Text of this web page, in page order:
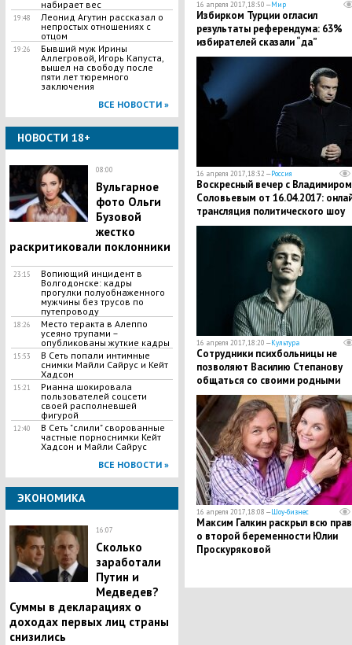
набирает вес
19:48
Леонид Агутин рассказал о
непростых отношениях с
отцом
19:26
Бывший муж Ирины
Аллегровой, Игорь Капуста,
вышел на свободу после
пяти лет тюремного
заключения
ВСЕ НОВОСТИ »
НОВОСТИ 18+
08:00
Вульгарное
фото Ольги
Бузовой
жестко
раскритиковали поклонники
23:15
​Вопиющий инцидент в
Волгодонске: кадры
прогулки полуобнаженного
мужчины без трусов по
путепроводу
18:26
Место теракта в Алеппо
усеяно трупами –
опубликованы жуткие кадры
15:53
В Сеть попали интимные
снимки Майли Сайрус и Кейт
Хадсон
15:21
Рианна шокировала
пользователей соцсети
своей располневшей
фигурой
12:40
В Сеть "слили" сворованные
частные порноснимки Кейт
Хадсон и Майли Сайрус
ВСЕ НОВОСТИ »
ЭКОНОМИКА
16:07
Сколько
заработали
Путин и
Медведев?
Суммы в декларациях о
доходах первых лиц страны
снизились
16 апреля 2017, 18:50 —Мир
Избирком Турции огласил
результаты референдума: 63%
избирателей сказали “да”
16 апреля 2017, 18:32 —Россия
Воскресный вечер с Владимиром
Соловьевым от 16.04.2017:
трансляция политического шоу
16 апреля 2017, 18:20 —Культура
Сотрудники психбольницы не
позволяют Василию Степанову
общаться со своими родными
16 апреля 2017, 18:08 —Шоу-бизнес
Максим Галкин раскрыл всю
о второй беременности Юлии
Проскуряковой